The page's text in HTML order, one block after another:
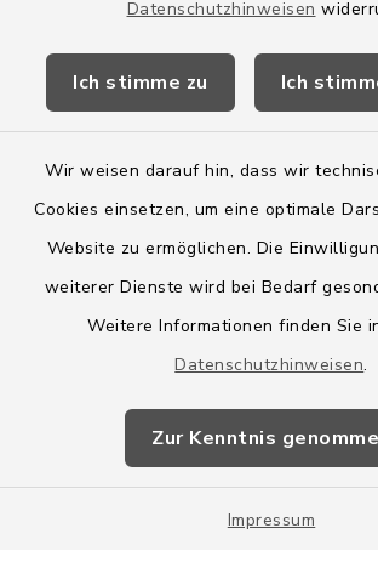
Datenschutzhinweisen
Ich stimme zu Ich
Wir weisen darauf hin, dass wir
Cookies einsetzen, um eine optimale
Website zu ermöglichen. Die
weiterer Dienste wird bei Bedarf
Weitere Informationen finden Sie
Datenschutzhinweisen.
Zur Kenntnis
Impressum
Wege-Zweckverband
Barrierefreiheit
Impressum
Sitemap